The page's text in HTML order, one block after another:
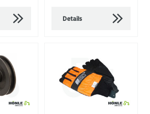
Details